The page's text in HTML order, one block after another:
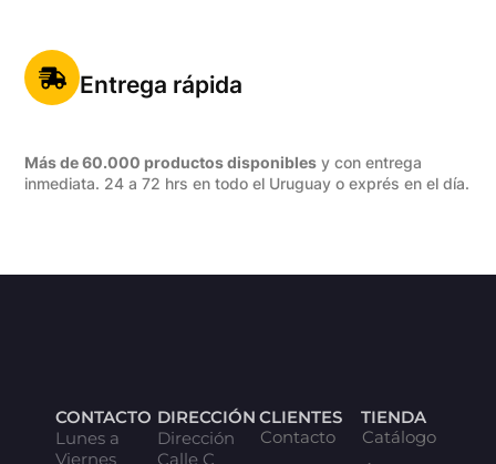
Entrega rápida
Más de 60.000 productos disponibles y con entrega
inmediata. 24 a 72 hrs en todo el Uruguay o exprés en el día.
CONTACTO
Lunes a
Viernes
DIRECCIÓN
Dirección
Calle C
CLIENTES
Contacto
TIENDA
Catálogo